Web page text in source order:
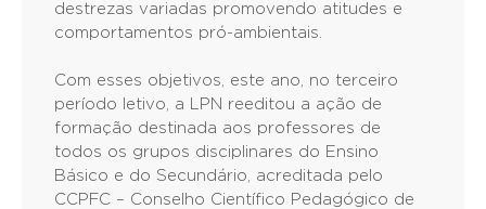
destrezas variadas promovendo atitudes e
comportamentos pró-ambientais.
Com esses objetivos, este ano, no terceiro
período letivo, a LPN reeditou a ação de
formação destinada aos professores de
todos os grupos disciplinares do Ensino
Básico e do Secundário, acreditada pelo
CCPFC – Conselho Científico Pedagógico de